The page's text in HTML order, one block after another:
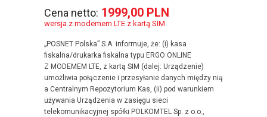
Cena netto: 1999,00 PLN
wersja z modemem LTE z kartą SIM
„POSNET Polska” S.A. informuje, że: (i) kasa
fiskalna/drukarka fiskalna typu ERGO ONLINE
Z MODEMEM LTE, z kartą SIM (dalej: Urządzenie)
umożliwia połączenie i przesyłanie danych między nią
a Centralnym Repozytorium Kas, (ii) pod warunkiem
używania Urządzenia w zasięgu sieci
telekomunikacyjnej spółki POLKOMTEL Sp. z o.o.,